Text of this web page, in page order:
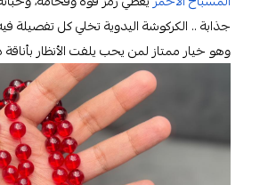
جذابة .. الكركوشة اليدوية تخلي كل تفصيلة فيه
وهو خيار ممتاز لمن يحب يلفت الأنظار بأناقة